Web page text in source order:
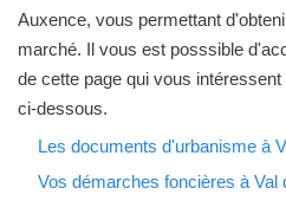
Auxence, vous permettant
marché. Il vous est posssible
de cette page qui vous
ci-dessous.
Les documents d'urbanisme à
Vos démarches foncières à Val